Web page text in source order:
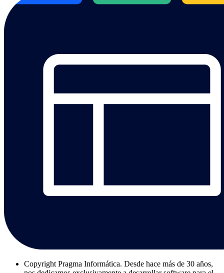
Copyright Pragma Informática. Desde hace más de 30 años,